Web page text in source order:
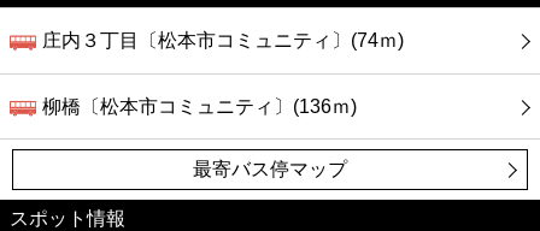
庄内３丁目〔松本市コミュニティ〕(74ｍ)
柳橋〔松本市コミュニティ〕(136ｍ)
最寄バス停マップ
スポット情報